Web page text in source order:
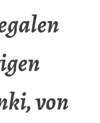
von